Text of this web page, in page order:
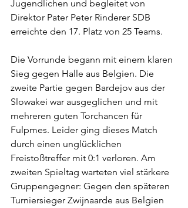
Jugendlichen und begleitet von
Direktor Pater Peter Rinderer SDB
erreichte den 17. Platz von 25 Teams.
Die Vorrunde begann mit einem klaren
Sieg gegen Halle aus Belgien. Die
zweite Partie gegen Bardejov aus der
Slowakei war ausgeglichen und mit
mehreren guten Torchancen für
Fulpmes. Leider ging dieses Match
durch einen unglücklichen
Freistoßtreffer mit 0:1 verloren. Am
zweiten Spieltag warteten viel stärkere
Gruppengegner: Gegen den späteren
Turniersieger Zwijnaarde aus Belgien